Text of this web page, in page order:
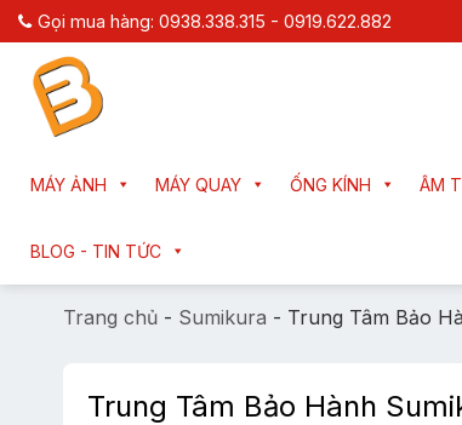
Chuyển
đến
dung
Gọi mua hàng: 0938.338.315 - 0919.622.882
MÁY ẢNH MÁY QUAY ỐNG KÍNH ÂM
BLOG - TIN TỨC
Trang chủ - Sumikura - Trung Tâm Bảo
Trung Tâm Bảo Hành